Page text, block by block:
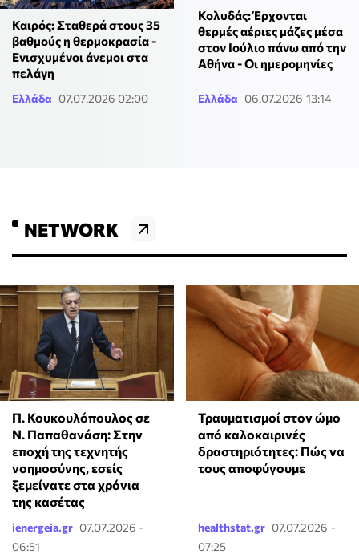
Καιρός: Σταθερά στους 35
βαθμούς η θερμοκρασία -
Ενισχυμένοι άνεμοι στα
πελάγη
Ελλάδα 07.07.2026 02:00
Κολυδάς: Έρχονται
θερμές αέριες μάζες μέσα
στον Ιούλιο πάνω από την
Αθήνα - Οι ημερομηνίες
Ελλάδα 06.07.2026 13:14
NETWORK
Π. Κουκουλόπουλος σε
Ν. Παπαθανάση: Στην
εποχή της τεχνητής
νοημοσύνης, εσείς
ξεμείνατε στα χρόνια
της κασέτας
ienergeia.gr 07.07.2026 -
06:51
Τραυματισμοί στον ώμο
από καλοκαιρινές
δραστηριότητες: Πώς να
τους αποφύγουμε
healthstat.gr 07.07.2026 -
07:25